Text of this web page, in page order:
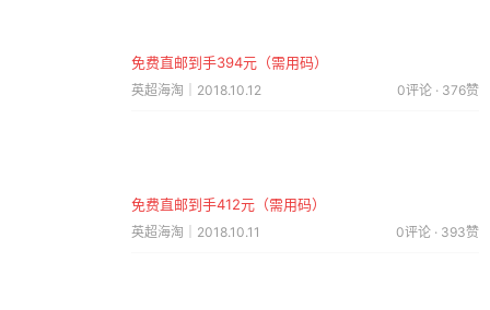
免费直邮到手394元（需用码）
英超海淘｜2018.10.12 0评论 · 376赞
免费直邮到手412元（需用码）
英超海淘｜2018.10.11 0评论 · 393赞